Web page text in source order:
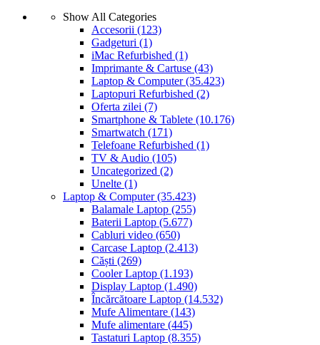
Show All Categories
Accesorii (123)
Gadgeturi (1)
iMac Refurbished (1)
Imprimante & Cartuse (43)
Laptop & Computer(35.423)
Laptopuri Refurbished (2)
Oferta zilei (7)
Smartphone & Tablete (10.176)
Smartwatch (171)
Telefoane Refurbished (1)
TV & Audio (105)
Uncategorized (2)
Unelte (1)
Laptop & Computer(35.423)
Balamale Laptop (255)
Baterii Laptop (5.677)
Cabluri video (650)
Carcase Laptop (2.413)
Căști (269)
Cooler Laptop (1.193)
Display Laptop (1.490)
Încărcătoare Laptop (14.532)
Mufe Alimentare (143)
Mufe alimentare (445)
Tastaturi Laptop (8.355)